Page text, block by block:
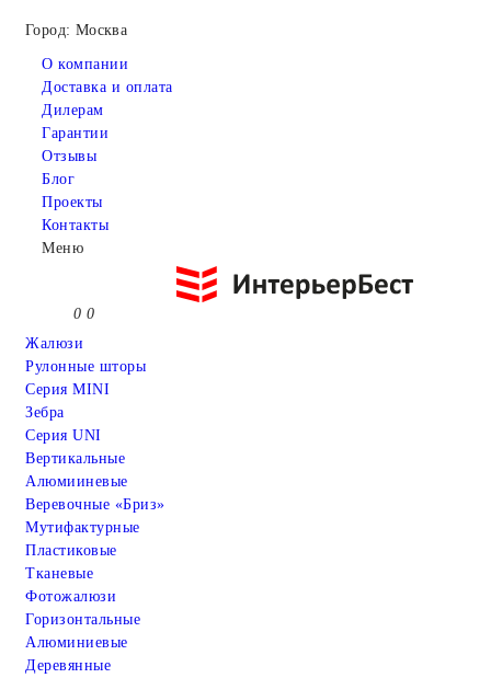
Город: Москва
О компании
Доставка и оплата
Дилерам
Гарантии
Отзывы
Блог
Проекты
Контакты
Меню
0 0
Жалюзи
Рулонные шторы
Серия MINI
Зебра
Серия UNI
Вертикальные
Алюмииневые
Веревочные «Бриз»
Мутифактурные
Пластиковые
Тканевые
Фотожалюзи
Горизонтальные
Алюминиевые
Деревянные